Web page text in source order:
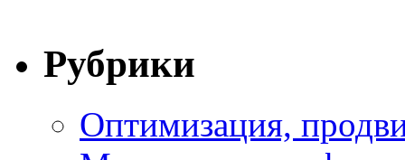
Рубрики
Оптимизация,